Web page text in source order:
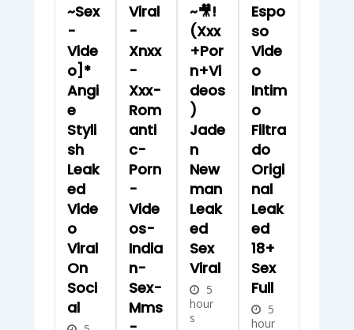
~Sex
-
Vide
O]*
Angi
E
Styli
Sh
Leak
Ed
Vide
O
Viral
On
Soci
Al
Viral
-
Xnxx
-
Xxx-
Rom
Anti
C-
Porn
-
Vide
Os-
India
N-
Sex-
Mms
~🎥!
(Xxx
+Por
N+Vi
Deos
)
Jade
N
New
Man
Leak
Ed
Sex
Viral
5
hour
s
Espo
So
Vide
O
Intim
O
Filtra
Do
Origi
Nal
Leak
Ed
18+
Sex
Full
5
hour